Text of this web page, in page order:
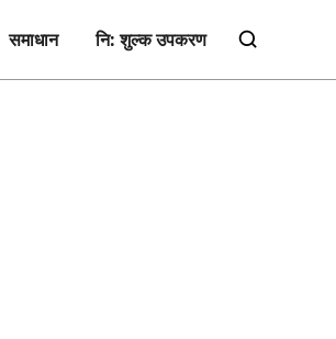
समाधान नि: शुल्क उपकरण